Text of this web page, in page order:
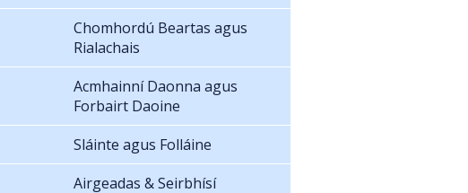
Chomhordú Beartas agus
Rialachais
Acmhainní Daonna agus
Forbairt Daoine
Sláinte agus Folláine
Airgeadas & Seirbhísí